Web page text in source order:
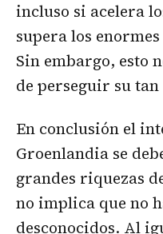
incluso si acelera
supera los
Sin embargo, esto
de perseguir su
En conclusión el
Groenlandia se
grandes riquezas
no implica que no
desconocidos. Al